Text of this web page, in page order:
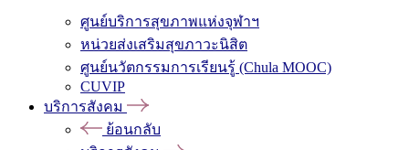
ศูนย์บริการสุขภาพแห่งจุฬาฯ
หน่วยส่งเสริมสุขภาวะนิสิต
ศูนย์นวัตกรรมการเรียนรู้ (Chula MOOC)
CUVIP
บริการสังคม
ย้อนกลับ